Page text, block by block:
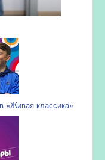
«Живая классика»